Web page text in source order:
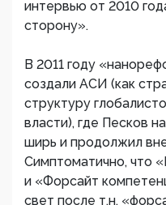
интервью от 2010
сторону».
В 2011 году
создали АСИ (как
структуру
власти), где Песков
ширь и продолжил
Симптоматично, что
и «Форсайт
свет после т.н.